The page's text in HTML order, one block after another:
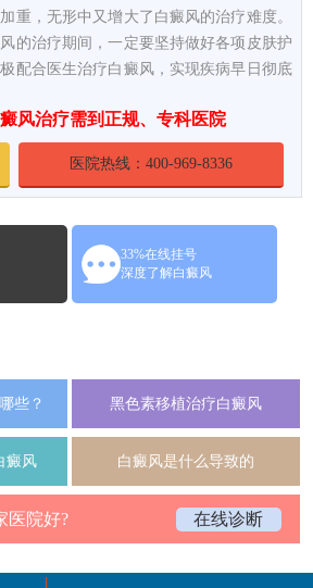
重，无形中又增大了白癜风的治疗难度。
的治疗期间，一定要坚持做好各项皮肤护
配合医生治疗白癜风，实现疾病早日彻底
风治疗需到正规、专科医院
医院热线：400-969-8336
33%在线挂号
深度了解白癜风
些？ 黑色素移植治疗白癜风
癜风 白癜风是什么导致的
医院好? 在线诊断